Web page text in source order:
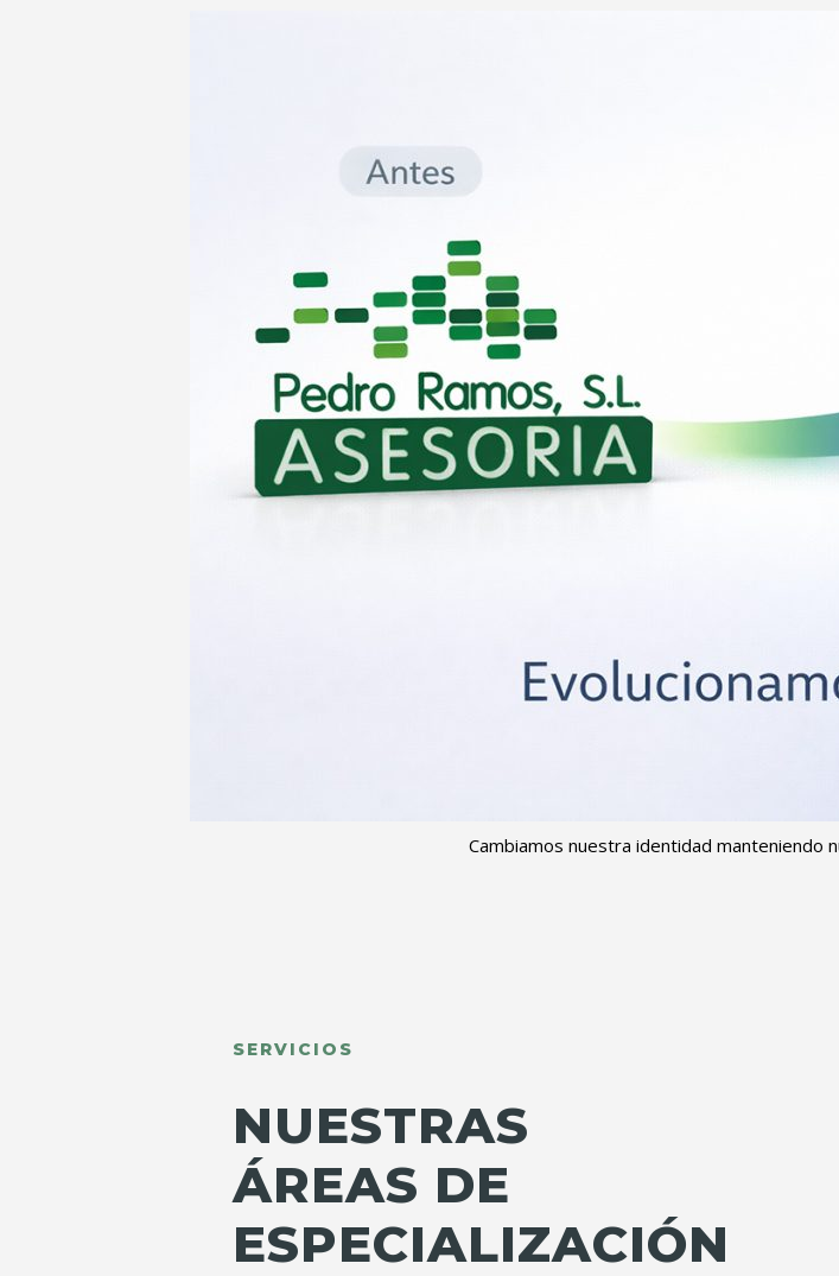
Cambiamos nuestra identidad manteniendo
SERVICIOS
NUESTRAS
ÁREAS DE
ESPECIALIZACIÓN